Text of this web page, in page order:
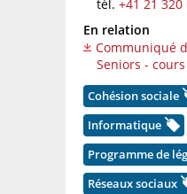
tél. +41 21 320
En relation
Communiqué
Seniors -
Cohésion sociale
Informatique
Programme de
Réseaux sociaux